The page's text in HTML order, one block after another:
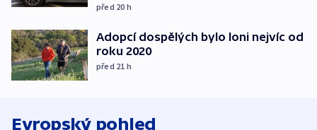
před 20 h
Adopcí dospělých bylo loni nejvíc od
roku 2020
před 21 h
Evropský pohled